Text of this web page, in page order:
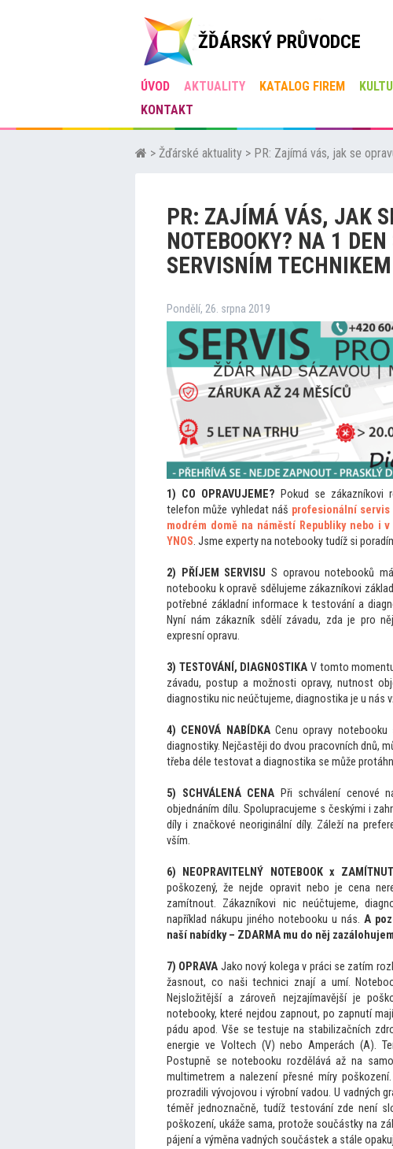
ŽĎÁRSKÝ PRŮVODCE
ÚVOD AKTUALITY KATALOG FIREM
KONTAKT
> Žďárské aktuality > PR: Zajímá vás, jak se
PR: ZAJÍMÁ VÁS, JAK
NOTEBOOKY? NA 1
SERVISNÍM TECHNIKEM
Pondělí, 26. srpna 2019
1) CO OPRAVUJEME? Pokud se zákazníkovi
telefon může vyhledat náš profesionální servis
modrém domě na náměstí Republiky nebo i
YNOS. Jsme experty na notebooky tudíž si
2) PŘÍJEM SERVISU S opravou notebooků
notebooku k opravě sdělujeme zákazníkovi
potřebné základní informace k testování a
Nyní nám zákazník sdělí závadu, zda je pro
expresní opravu.
3) TESTOVÁNÍ, DIAGNOSTIKA V tomto
závadu, postup a možnosti opravy, nutnost
diagnostiku nic neúčtujeme, diagnostika je u nás
4) CENOVÁ NABÍDKACenu opravy notebooku
diagnostiky. Nejčastěji do dvou pracovních dnů,
třeba déle testovat a diagnostika se může
5) SCHVÁLENÁ CENA Při schválení cenové
objednáním dílu. Spolupracujeme s českými i
díly i značkové neoriginální díly. Záleží na
vším.
6) NEOPRAVITELNÝ NOTEBOOK x
poškozený, že nejde opravit nebo je cena
zamítnout. Zákazníkovi nic neúčtujeme,
například nákupu jiného notebooku u nás. A
naší nabídky – ZDARMA mu do něj
7) OPRAVA Jako nový kolega v práci se zatím
žasnout, co naši technici znají a umí.
Nejsložitější a zároveň nejzajímavější je
notebooky, které nejdou zapnout, po zapnutí
pádu apod. Vše se testuje na stabilizačních
energie ve Voltech (V) nebo Amperách (A).
Postupně se notebooku rozdělává až na
multimetrem a nalezení přesné míry
prozradili vývojovou i výrobní vadou. U vadných
téměř jednoznačně, tudíž testování zde není
poškození, ukáže sama, protože součástky na
pájení a výměna vadných součástek a stále